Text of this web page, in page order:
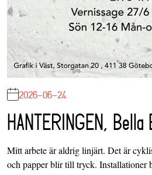
2026-06-24
HANTERINGEN, Bella
Mitt arbete är aldrig linjärt. Det är
och papper blir till tryck. Installationer